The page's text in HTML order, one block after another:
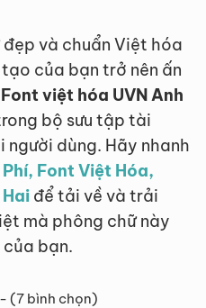
và chuẩn Việt hóa
của bạn trở nên ấn
Font việt hóa UVN Anh
bộ sưu tập tài
dùng. Hãy nhanh
Font Việt Hóa,
để tải về và trải
mà phông chữ này
bạn.
(7 bình chọn)